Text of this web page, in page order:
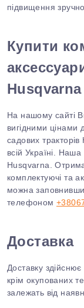
підвищення
Купити к
Husqvarna
На нашому сайті
вигідними цінами
садових
всій Україні.
Husqvarna
.
комплектуючі та
можна
телефоном
Доставка
Доставку
крім окупованих
залежать від